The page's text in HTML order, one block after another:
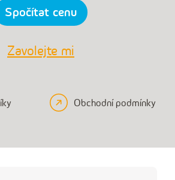
Spočítat cenu
Zavolejte mi
Obchodní podmínky